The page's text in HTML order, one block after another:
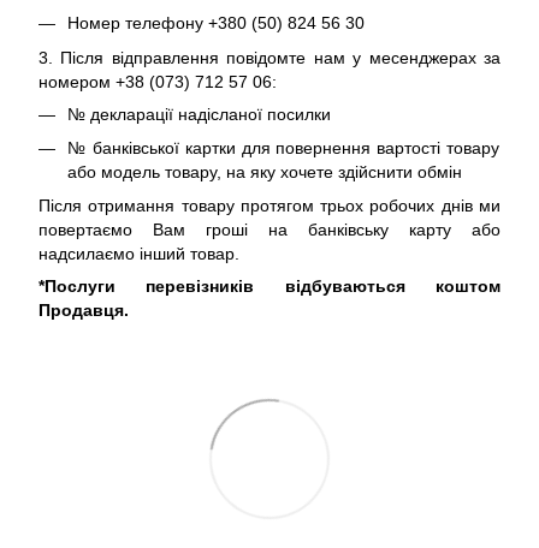
Номер телефону +380 (50) 824 56 30
3. Після відправлення повідомте нам у месенджерах за
номером +38 (073) 712 57 06:
№ декларації надісланої посилки
№ банківської картки для повернення вартості товару
або модель товару, на яку хочете здійснити обмін
Після отримання товару протягом трьох робочих днів ми
повертаємо Вам гроші на банківську карту або
надсилаємо інший товар.
*Послуги перевізників відбуваються коштом
Продавця.